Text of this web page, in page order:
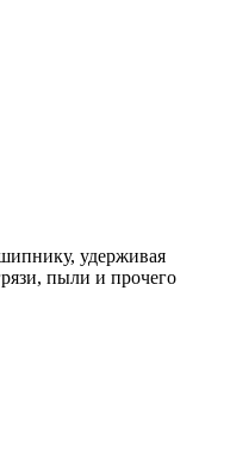
удерживая
пыли и прочего